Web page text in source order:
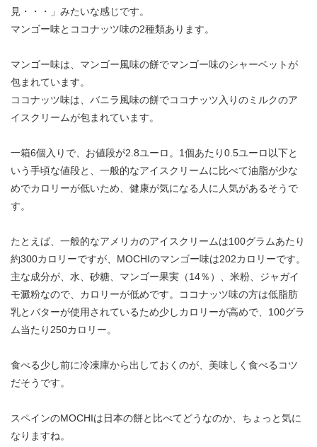
見・・・」みたいな感じです。
マンゴー味とココナッツ味の2種類あります。
マンゴー味は、マンゴー風味の餅でマンゴー味のシャーベットが
包まれています。
ココナッツ味は、バニラ風味の餅でココナッツ入りのミルクのア
イスクリームが包まれています。
一箱6個入りで、お値段が2.8ユーロ。1個あたり0.5ユーロ以下と
いう手頃な値段と、一般的なアイスクリームに比べて油脂が少な
めでカロリーが低いため、健康が気になる人に人気があるそうで
す。
たとえば、一般的なアメリカのアイスクリームは100グラムあたり
約300カロリーですが、MOCHIのマンゴー味は202カロリーです。
主な成分が、水、砂糖、マンゴー果実（14％）、米粉、ジャガイ
モ澱粉なので、カロリーが低めです。ココナッツ味の方は低脂肪
乳とバターが使用されているため少しカロリーが高めで、100グラ
ム当たり250カロリー。
食べる少し前に冷凍庫から出しておくのが、美味しく食べるコツ
だそうです。
スペインのMOCHIは日本の餅と比べてどうなのか、ちょっと気に
なりますね。